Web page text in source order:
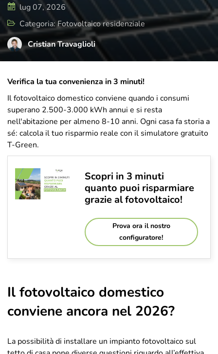
lug 07, 2026
Categoria: Fotovoltaico residenziale
Cristian Travaglioli
Verifica la tua convenienza in 3 minuti!
Il fotovoltaico domestico conviene quando i consumi
superano 2.500-3.000 kWh annui e si resta
nell'abitazione per almeno 8-10 anni. Ogni casa fa storia a
sé: calcola il tuo risparmio reale con il simulatore gratuito
T-Green.
Scopri in 3 minuti
quanto puoi risparmiare
grazie al fotovoltaico!
Prova ora il nostro
configuratore!
Il fotovoltaico domestico
conviene ancora nel 2026?
La possibilità di installare un impianto fotovoltaico sul
di cura e attenzione, rispecchia il presente
e il futuro di T-Green, ma sempre con uno
sguardo rivolto a dove tutto è iniziato.